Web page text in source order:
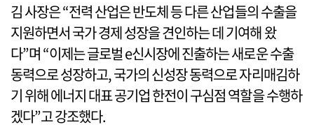
김 사장은 “전력 산업은 반도체 등 다른 산업들의 수출을
지원하면서 국가 경제 성장을 견인하는 데 기여해 왔
다”며 “이제는 글로벌 e신시장에 진출하는 새로운 수출
동력으로 성장하고, 국가의 신성장 동력으로 자리매김하
기 위해 에너지 대표 공기업 한전이 구심점 역할을 수행하
겠다”고 강조했다.